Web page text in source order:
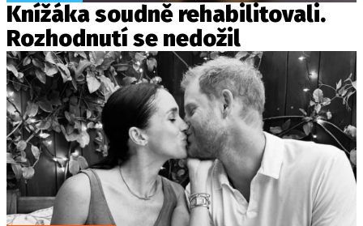
Knížáka soudně rehabilitovali.
Rozhodnutí se nedožil